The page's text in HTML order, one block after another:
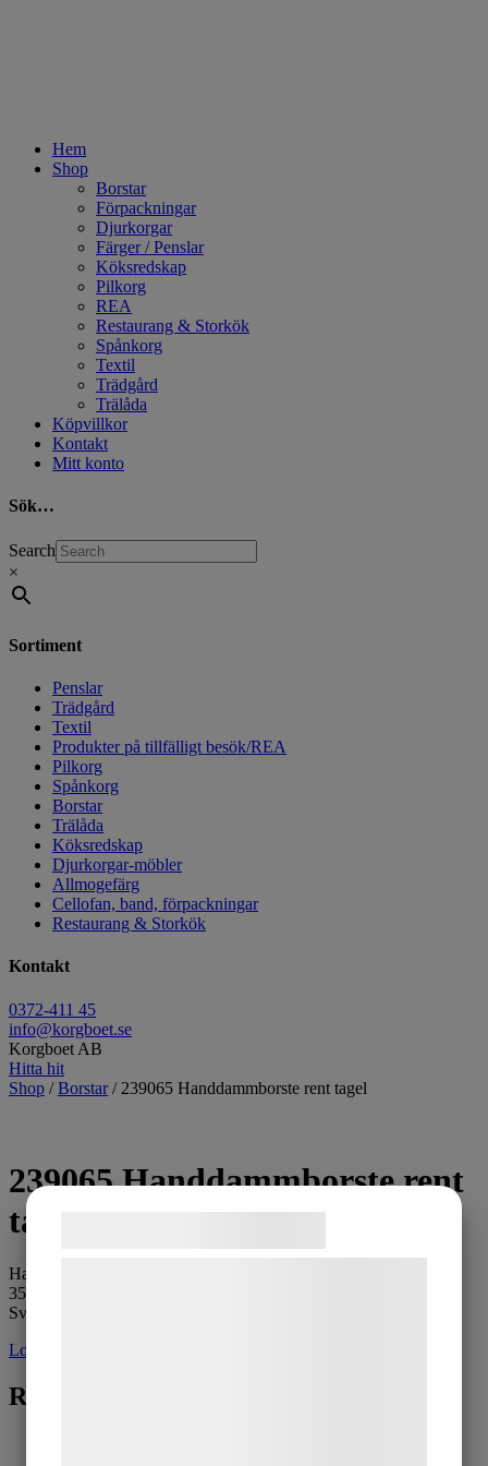
Hem
Shop
Borstar
Förpackningar
Djurkorgar
Färger / Penslar
Köksredskap
Pilkorg
REA
Restaurang & Storkök
Spånkorg
Textil
Trädgård
Trälåda
Köpvillkor
Kontakt
Mitt konto
Sök…
Search
×
Sortiment
Penslar
Trädgård
Textil
Produkter på tillfälligt besök/REA
Pilkorg
Spånkorg
Borstar
Trälåda
Köksredskap
Djurkorgar-möbler
Allmogefärg
Cellofan, band, förpackningar
Restaurang & Storkök
Kontakt
0372-411 45
info@korgboet.se
Korgboet AB
Hitta hit
Shop /Borstar / 239065 Handdammborste rent tagel
239065 Handdammborste rent
tagel
Handdammborste i ljust rent tagel.
35x4x7cm.
Svensktillverkad.
Logga in för pris
Relaterade produkter